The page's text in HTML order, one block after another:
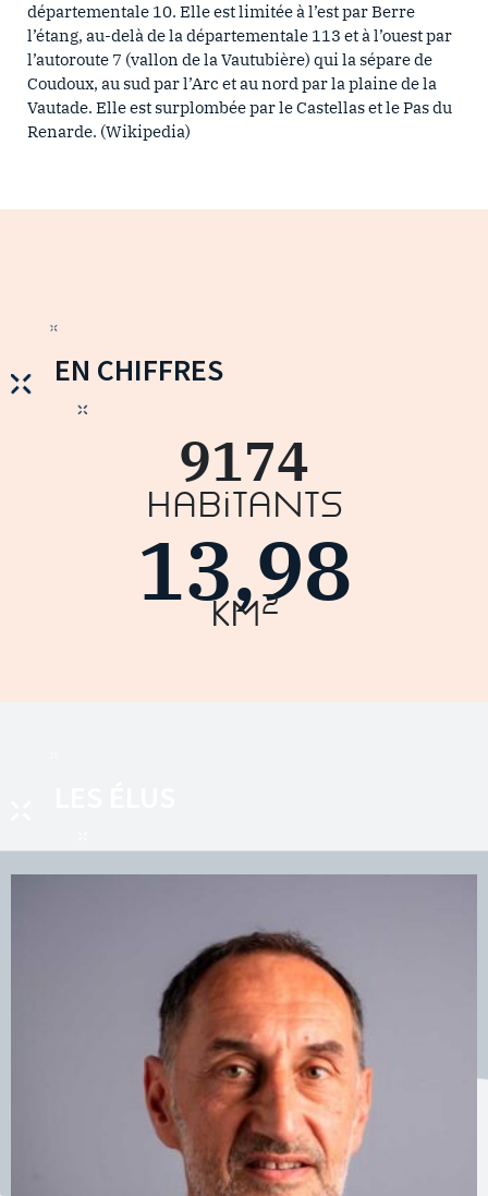
départementale 10. Elle est limitée à l’est par Berre
l’étang, au-delà de la départementale 113 et à l’ouest par
l’autoroute 7 (vallon de la Vautubière) qui la sépare de
Coudoux, au sud par l’Arc et au nord par la plaine de la
Vautade. Elle est surplombée par le Castellas et le Pas du
Renarde. (Wikipedia)
EN CHIFFRES
9174
Habitants
13,98
km2